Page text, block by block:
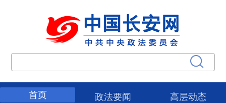
首页 政法要闻
高层动态